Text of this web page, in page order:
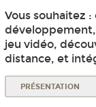
Vous souhaitez
jeu vidéo,
distance, et
PRÉSENTATION